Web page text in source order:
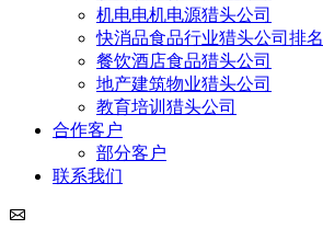
机电电机电源猎头公司
快消品食品行业猎头公司排名
餐饮酒店食品猎头公司
地产建筑物业猎头公司
教育培训猎头公司
合作客户
部分客户
联系我们